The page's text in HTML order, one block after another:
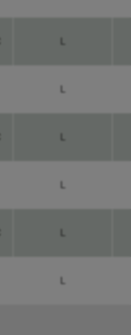
L
L
L
L
L
L